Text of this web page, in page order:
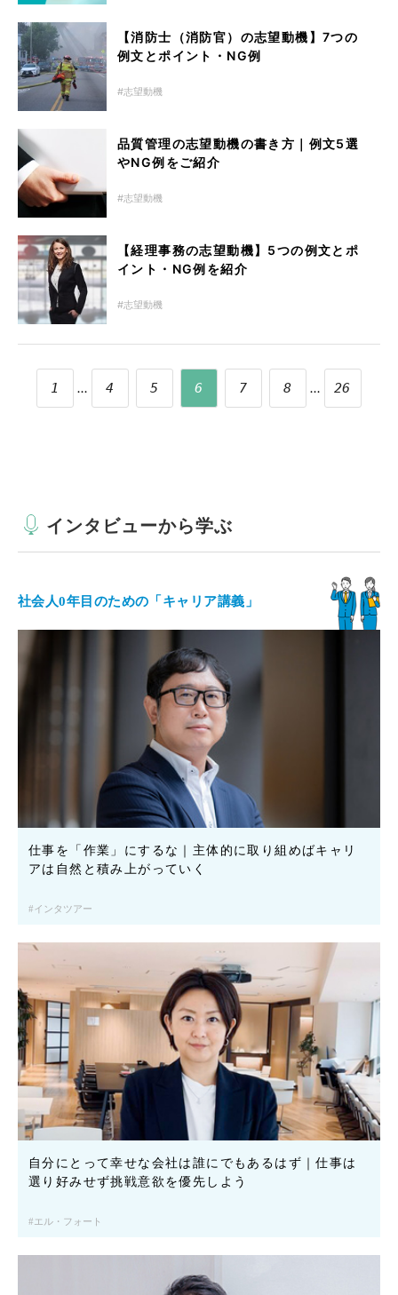
【消防士（消防官）の志望動機】7つの
例文とポイント・NG例
志望動機
品質管理の志望動機の書き方｜例文5選
やNG例をご紹介
志望動機
【経理事務の志望動機】5つの例文とポ
イント・NG例を紹介
志望動機
1 ... 4 5 6 7 8 ... 26
インタビューから学ぶ
社会人0年目のための「キャリア講義」
仕事を「作業」にするな｜主体的に取り組めばキャリ
アは自然と積み上がっていく
インタツアー
自分にとって幸せな会社は誰にでもあるはず｜仕事は
選り好みせず挑戦意欲を優先しよう
エル・フォート